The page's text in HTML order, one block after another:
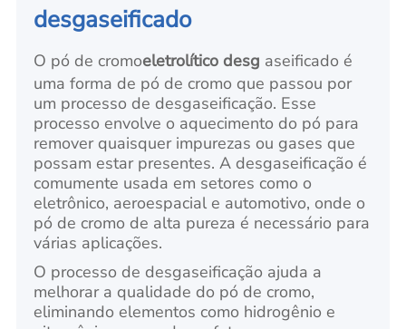
desgaseificado
O pó de cromoeletrolítico desg aseificado é
uma forma de pó de cromo que passou por
um processo de desgaseificação. Esse
processo envolve o aquecimento do pó para
remover quaisquer impurezas ou gases que
possam estar presentes. A desgaseificação é
comumente usada em setores como o
eletrônico, aeroespacial e automotivo, onde o
pó de cromo de alta pureza é necessário para
várias aplicações.
O processo de desgaseificação ajuda a
melhorar a qualidade do pó de cromo,
eliminando elementos como hidrogênio e